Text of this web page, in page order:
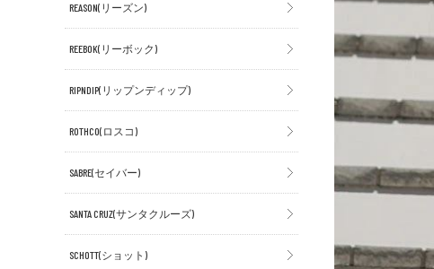
REASON(リーズン)
REEBOK(リーボック)
RIPNDIP(リップンディップ)
ROTHCO(ロスコ)
SABRE(セイバー)
SANTA CRUZ(サンタクルーズ)
SCHOTT(ショット)